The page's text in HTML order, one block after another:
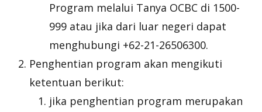
Program melalui Tanya OCBC di 1500-
999 atau jika dari luar negeri dapat
menghubungi +62-21-26506300.
Penghentian program akan mengikuti
ketentuan berikut:
jika penghentian program merupakan